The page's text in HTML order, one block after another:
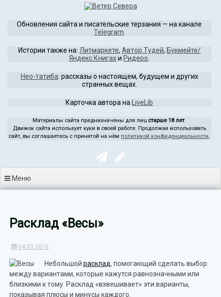
содержимому
Обновления сайта и писательские терзания — на канале
Telegram
Истории также на: Литмаркете, Автор.Тудей, Букмейте/
Яндекс.Книгахи Ридеро
Нео-татиба: рассказы о настоящем, будущем и других
странных вещах.
Карточка автора на LiveLib
Материалы сайта предназначены для лиц старше 18 лет.
Движок сайта использует куки в своей работе. Продолжая использовать
сайт, вы соглашаетесь с принятой на нём политикой конфиденциальности.
Меню
Расклад «Весы»
04.03.2016
Небольшойрасклад, помогающий сделать выбор
между вариантами, которые кажутся равнозначными или
близкими к тому. Расклад «взвешивает» эти варианты,
показывая плюсы и минусы каждого.